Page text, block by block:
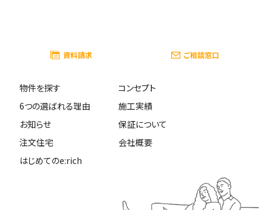
資料請求 ご相談窓口
物件を探す
コンセプト
6つの選ばれる理由
施工実績
お知らせ
保証について
注文住宅
会社概要
はじめてのe:rich